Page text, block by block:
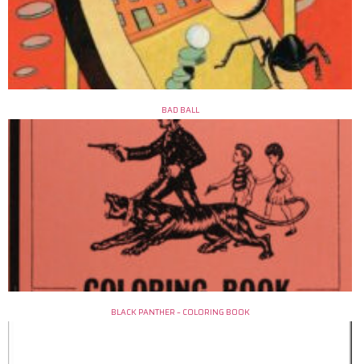
BAD BALL
BLACK PANTHER – COLORING BOOK